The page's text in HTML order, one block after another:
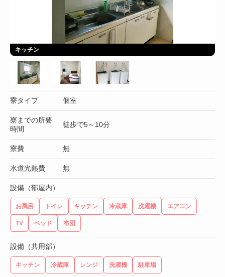
キッチン
寮タイプ 個室
寮までの所要
時間
徒歩で5～10分
寮費 無
水道光熱費 無
設備（部屋内）
お風呂 トイレ キッチン 冷蔵庫 洗濯機 エアコン
TV ベッド 布団
設備（共用部）
キッチン 冷蔵庫 レンジ 洗濯機 駐車場